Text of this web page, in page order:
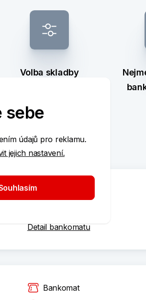
Volba skladby
Detail bankomatu
Bankomat
sebe
údajů pro reklamu.
jejich nastavení.